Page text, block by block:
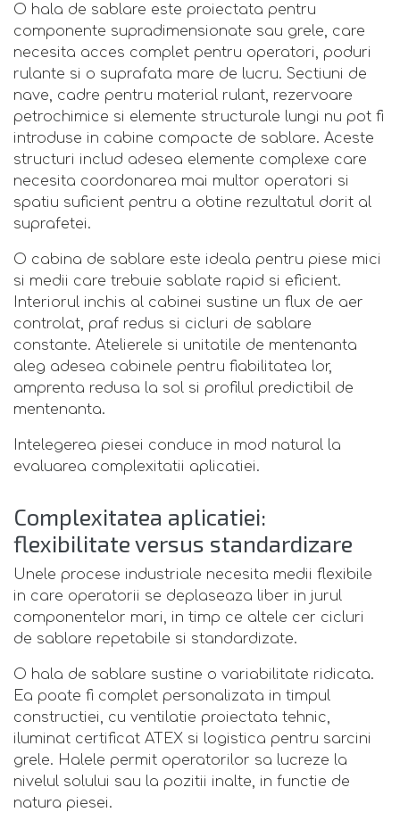
O hala de sablare este proiectata pentru
componente supradimensionate sau grele, care
necesita acces complet pentru operatori, poduri
rulante si o suprafata mare de lucru. Sectiuni de
nave, cadre pentru material rulant, rezervoare
petrochimice si elemente structurale lungi nu pot fi
introduse in cabine compacte de sablare. Aceste
structuri includ adesea elemente complexe care
necesita coordonarea mai multor operatori si
spatiu suficient pentru a obtine rezultatul dorit al
suprafetei.
O cabina de sablare este ideala pentru piese mici
si medii care trebuie sablate rapid si eficient.
Interiorul inchis al cabinei sustine un flux de aer
controlat, praf redus si cicluri de sablare
constante. Atelierele si unitatile de mentenanta
aleg adesea cabinele pentru fiabilitatea lor,
amprenta redusa la sol si profilul predictibil de
mentenanta.
Intelegerea piesei conduce in mod natural la
evaluarea complexitatii aplicatiei.
Complexitatea aplicatiei:
flexibilitate versus standardizare
Unele procese industriale necesita medii flexibile
in care operatorii se deplaseaza liber in jurul
componentelor mari, in timp ce altele cer cicluri
de sablare repetabile si standardizate.
O hala de sablare sustine o variabilitate ridicata.
Ea poate fi complet personalizata in timpul
constructiei, cu ventilatie proiectata tehnic,
iluminat certificat ATEX si logistica pentru sarcini
grele. Halele permit operatorilor sa lucreze la
nivelul solului sau la pozitii inalte, in functie de
natura piesei.